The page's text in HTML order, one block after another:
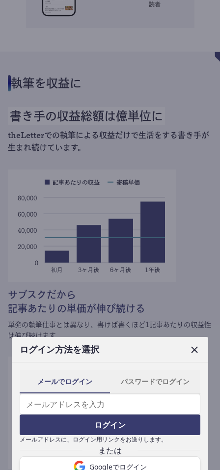
ログイン方法を選択
メールでログイン パスワードでログイン
ログイン
メールアドレスに、ログイン用リンクをお送りします。
Googleでログイン
執筆を収益に
書き手の収益総額は億単位に
theLetterでの執筆による収益だけで生活をする書き手が
生まれ続けています。
サブスクだから
記事あたりの単価が伸び続ける
単発の執筆仕事とは異なり、 書けば書くほど1記事あたりの収益性
は伸び続けます。